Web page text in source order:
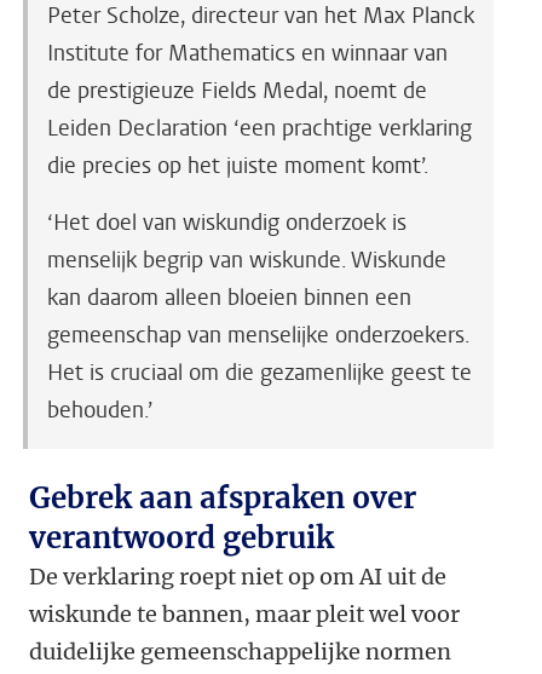
Peter Scholze, directeur van het Max Planck
Institute for Mathematics en winnaar van
de prestigieuze Fields Medal, noemt de
Leiden Declaration ‘een prachtige verklaring
die precies op het juiste moment komt’.
‘Het doel van wiskundig onderzoek is
menselijk begrip van wiskunde. Wiskunde
kan daarom alleen bloeien binnen een
gemeenschap van menselijke onderzoekers.
Het is cruciaal om die gezamenlijke geest te
behouden.’
Gebrek aan afspraken over
verantwoord gebruik
De verklaring roept niet op om AI uit de
wiskunde te bannen, maar pleit wel voor
duidelijke gemeenschappelijke normen